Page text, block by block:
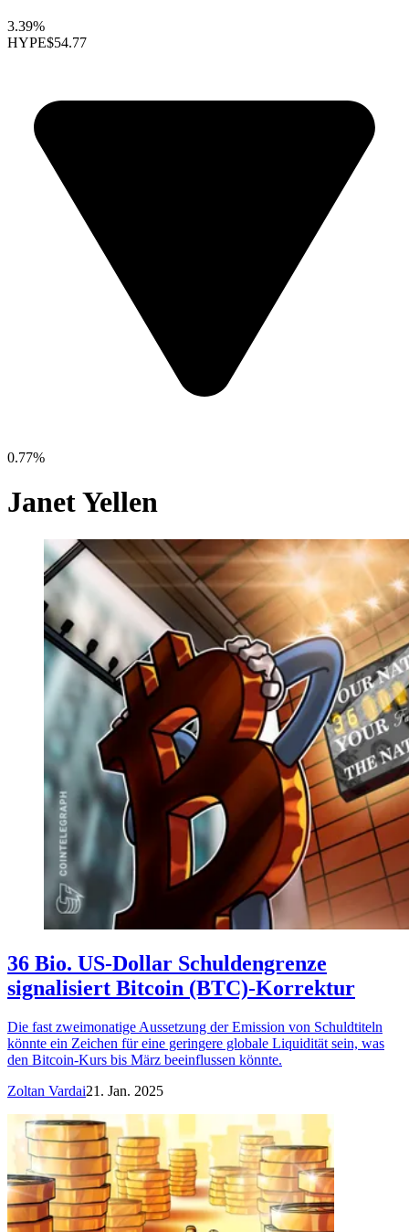
3.39%
HYPE$54.77
0.77%
Janet Yellen
36 Bio. US-Dollar Schuldengrenze
signalisiert Bitcoin (BTC)-Korrektur
Die fast zweimonatige Aussetzung der Emission von Schuldtiteln
könnte ein Zeichen für eine geringere globale Liquidität sein, was
den Bitcoin-Kurs bis März beeinflussen könnte.
Zoltan Vardai21. Jan. 2025